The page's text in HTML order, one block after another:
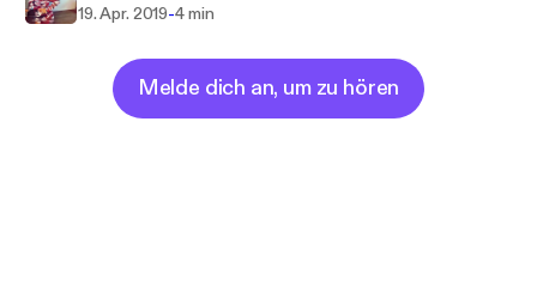
19. Apr. 2019-4 min
Melde dich an, um zu hören